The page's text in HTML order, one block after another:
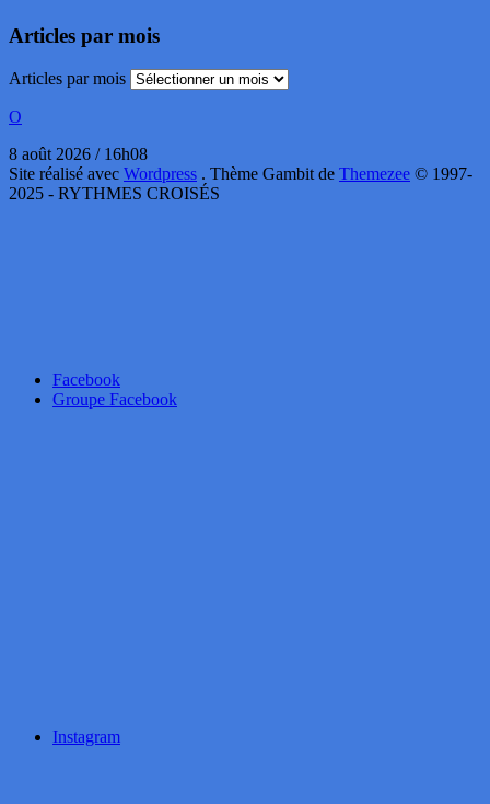
Articles par mois
Articles par mois
O
8 août 2026 / 16h08
Site réalisé avec Wordpress . Thème Gambit de Themezee © 1997-
2025 - RYTHMES CROISÉS
Facebook
Groupe Facebook
Instagram